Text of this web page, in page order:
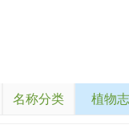
名称分类 植物志